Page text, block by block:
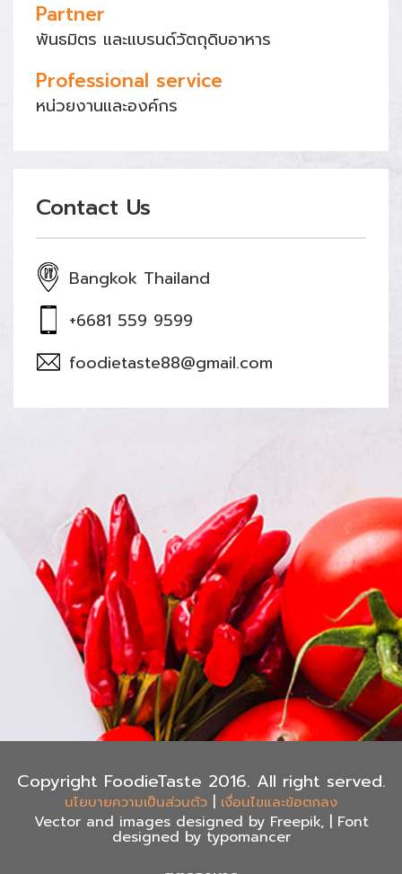
Partner
พันธมิตร และแบรนด์วัตถุดิบอาหาร
Professional service
หน่วยงานและองค์กร
Contact Us
Bangkok Thailand
+6681 559 9599
foodietaste88@gmail.com
Copyright FoodieTaste 2016. All right served.
นโยบายความเป็นส่วนตัว | เงื่อนไขและข้อตกลง
Vector and images designed by Freepik, | Font
designed by typomancer